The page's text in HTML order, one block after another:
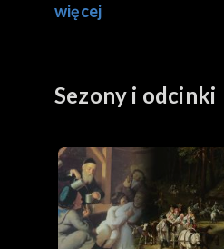
mu wolność. W jaki
więcej
Sezony i odcinki